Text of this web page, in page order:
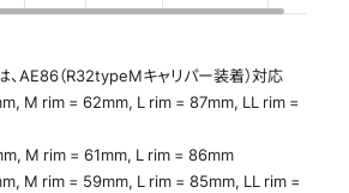
、AE86（R32typeMキャリパー装着）対応
M rim = 62mm, L rim = 87mm, LL rim =
M rim = 61mm, L rim = 86mm
M rim = 59mm, L rim = 85mm, LL rim =